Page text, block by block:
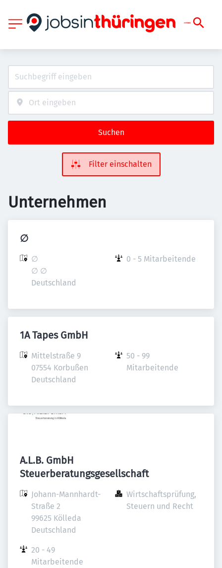
Suchen
Filter einschalten
Unternehmen
∅
∅
∅ ∅
Deutschland
0 - 5 Mitarbeitende
1A Tapes GmbH
Mittelstraße 9
07554 Korbußen
Deutschland
50 - 99
Mitarbeitende
A.L.B. GmbH
Steuerberatungsgesellschaft
Johann-Mannhardt-
Straße 2
99625 Kölleda
Deutschland
Wirtschaftsprüfung,
Steuern und Recht
20 - 49
Mitarbeitende